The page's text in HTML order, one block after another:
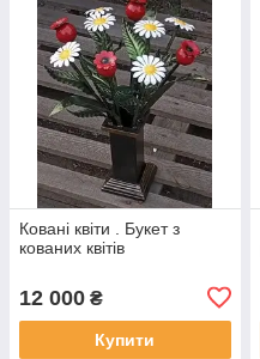
Ковані квіти . Букет з
кованих квітів
12 000 ₴
Купити